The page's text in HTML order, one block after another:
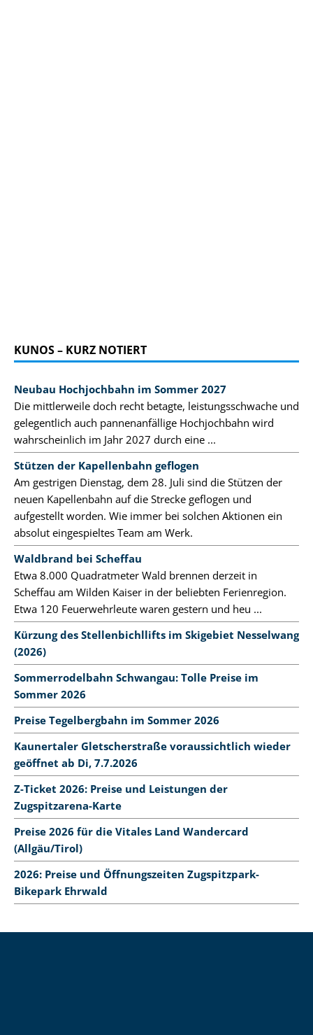
KUNOS – KURZ NOTIERT
Neubau Hochjochbahn im Sommer 2027
Die mittlerweile doch recht betagte, leistungsschwache und
gelegentlich auch pannenanfällige Hochjochbahn wird
wahrscheinlich im Jahr 2027 durch eine ...
Stützen der Kapellenbahn geflogen
Am gestrigen Dienstag, dem 28. Juli sind die Stützen der
neuen Kapellenbahn auf die Strecke geflogen und
aufgestellt worden. Wie immer bei solchen Aktionen ein
absolut eingespieltes Team am Werk.
Waldbrand bei Scheffau
Etwa 8.000 Quadratmeter Wald brennen derzeit in
Scheffau am Wilden Kaiser in der beliebten Ferienregion.
Etwa 120 Feuerwehrleute waren gestern und heu ...
Kürzung des Stellenbichllifts im Skigebiet Nesselwang
(2026)
Sommerrodelbahn Schwangau: Tolle Preise im
Sommer 2026
Preise Tegelbergbahn im Sommer 2026
Kaunertaler Gletscherstraße voraussichtlich wieder
geöffnet ab Di, 7.7.2026
Z-Ticket 2026: Preise und Leistungen der
Zugspitzarena-Karte
Preise 2026 für die Vitales Land Wandercard
(Allgäu/Tirol)
2026: Preise und Öffnungszeiten Zugspitzpark-
Bikepark Ehrwald